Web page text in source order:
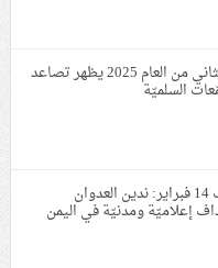
منظّمة سلام توثّق: اﻟﺮﺑﻊ اﻟﺜﺎﻧﻲ ﻣﻦ العام 2025 يظهر تصاعد
السلميّة
المركز الإعلاميّ في ائتلاف 14 فبراير: ندين العدوان
إعلاميّة ومدنيّة في اليمن